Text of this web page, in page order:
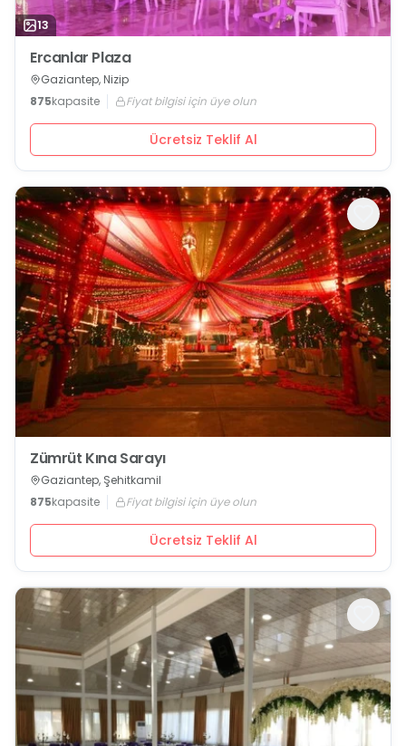
13
Ercanlar Plaza
Gaziantep, Nizip
875kapasite Fiyat bilgisi için üye olun
Ücretsiz Teklif Al
Zümrüt Kına Sarayı
Gaziantep, Şehitkamil
875kapasite Fiyat bilgisi için üye olun
Ücretsiz Teklif Al